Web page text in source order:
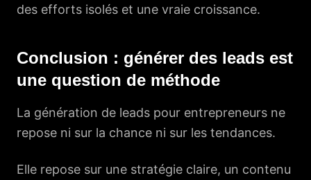
des efforts isolés et une vraie croissance.
Conclusion : générer des leads est
une question de méthode
La génération de leads pour entrepreneurs ne
repose ni sur la chance ni sur les tendances.
Elle repose sur une stratégie claire, un contenu